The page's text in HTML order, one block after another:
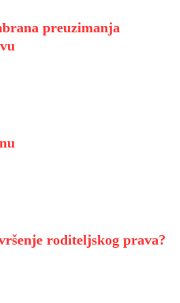
preuzimanja
roditeljskog prava?